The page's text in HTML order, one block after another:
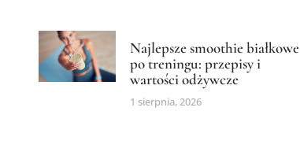
Najlepsze smoothie białkowe
po treningu: przepisy i
wartości odżywcze
1 sierpnia, 2026